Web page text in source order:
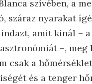
szívében, a
száraz nyarakat
amit kínál –
–, meg
csak a
és a tenger